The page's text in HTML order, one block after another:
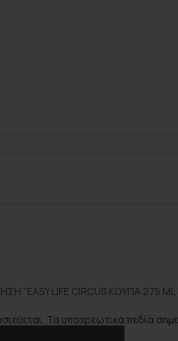
“EASY LIFE CIRCUS ΚΟΎΠΑ 275
Τα υποχρεωτικά πεδία